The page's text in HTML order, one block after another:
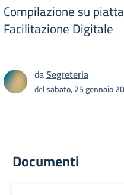
Compilazione su
Facilitazione Digitale
daSegreteria
delsabato, 25 gennaio
Documenti